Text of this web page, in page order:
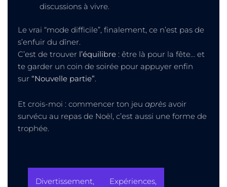
discussions à vivre.
Le vrai “mode difficile”, finalement, ce n’est pas de
s’enfuir du dîner.
C’est de trouver l’équilibre: être là pour la fête… et
te garder un coin de soirée pour appuyer enfin
sur “Nouvelle partie”.
Et crois-moi : commencer ton jeu aprèsavoir
survécu au repas de Noël, c’est aussi une forme de
trophée.
Divertissement, Expériences,